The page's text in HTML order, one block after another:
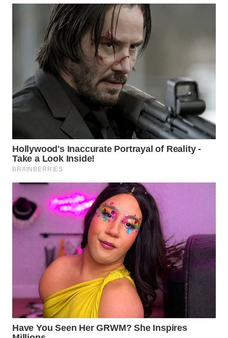
MAJALENGKA
SUBANG
WN
SUKABUMI
WN
PURWAKARTA
WN
PRIANGAN
TIMUR
WN
SEMARANG
WN
BOROBUDUR
WN
MADURA